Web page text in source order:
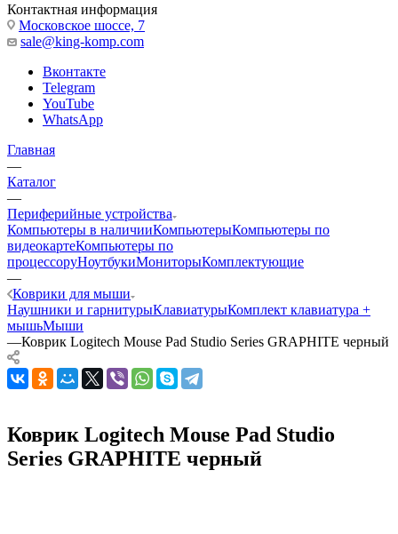
Контактная информация
Московское шоссе, 7
sale@king-komp.com
Вконтакте
Telegram
YouTube
WhatsApp
Главная
—
Каталог
—
Периферийные устройства
Компьютеры в наличииКомпьютерыКомпьютеры по
видеокартеКомпьютеры по
процессоруНоутбукиМониторыКомплектующие
—
Коврики для мыши
Наушники и гарнитурыКлавиатурыКомплект клавиатура +
мышьМыши
—Коврик Logitech Mouse Pad Studio Series GRAPHITE черный
Коврик Logitech Mouse Pad Studio
Series GRAPHITE черный